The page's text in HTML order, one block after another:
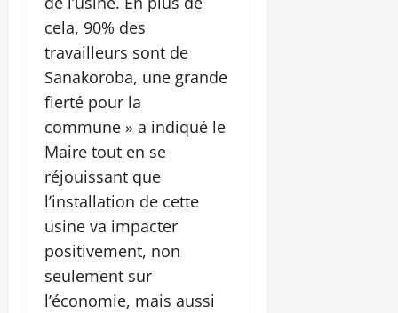
cela, 90% des
travailleurs sont de
Sanakoroba, une grande
fierté pour la
commune » a indiqué le
Maire tout en se
réjouissant que
l’installation de cette
usine va impacter
positivement, non
seulement sur
l’économie, mais aussi